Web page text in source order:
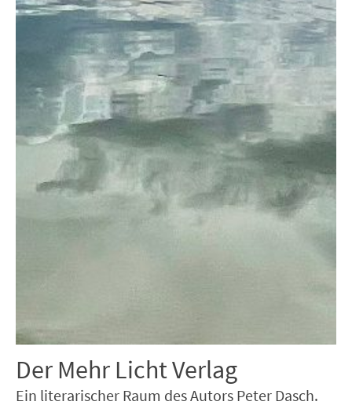
Der Mehr Licht Verlag
Ein literarischer Raum des Autors Peter Dasch.